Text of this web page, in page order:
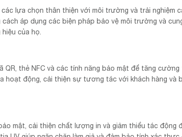
lựa chọn thân thiện với môi trường và trải nghiệm
áp dụng các biện pháp bảo vệ môi trường và
của họ.
thẻ NFC và các tính năng bảo mật để tăng cường
hoạt động, cải thiện sự tương tác với khách hàng và
mật, cải thiện chất lượng in và giảm thiểu tác động